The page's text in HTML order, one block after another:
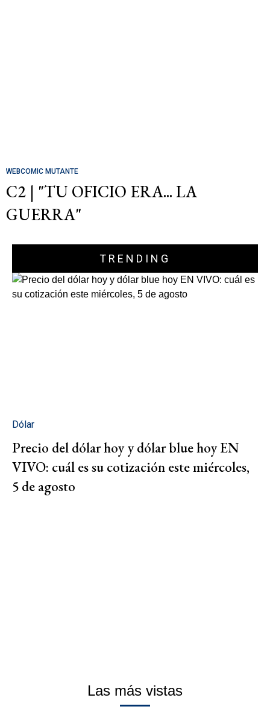
WEBCOMIC MUTANTE
C2 | "TU OFICIO ERA... LA
GUERRA"
TRENDING
Dólar
Precio del dólar hoy y dólar blue hoy EN
VIVO: cuál es su cotización este miércoles,
5 de agosto
Las más vistas